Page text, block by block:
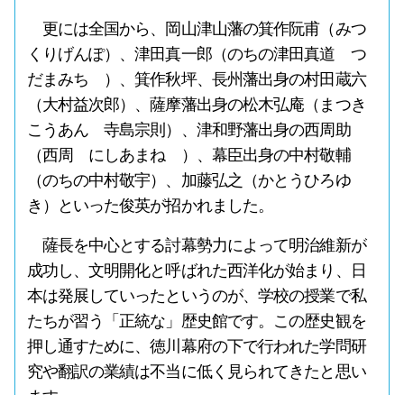
更には全国から、岡山津山藩の箕作阮甫（みつ
くりげんぽ）、津田真一郎（のちの津田真道 つ
だまみち ）、箕作秋坪、長州藩出身の村田蔵六
（大村益次郎）、薩摩藩出身の松木弘庵（まつき
こうあん 寺島宗則）、津和野藩出身の西周助
（西周 にしあまね ）、幕臣出身の中村敬輔
（のちの中村敬宇）、加藤弘之（かとうひろゆ
き）といった俊英が招かれました。
薩長を中心とする討幕勢力によって明治維新が
成功し、文明開化と呼ばれた西洋化が始まり、日
本は発展していったというのが、学校の授業で私
たちが習う「正統な」歴史館です。この歴史観を
押し通すために、徳川幕府の下で行われた学問研
究や翻訳の業績は不当に低く見られてきたと思い